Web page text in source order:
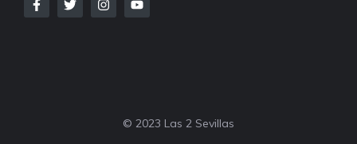
© 2023 Las 2 Sevillas